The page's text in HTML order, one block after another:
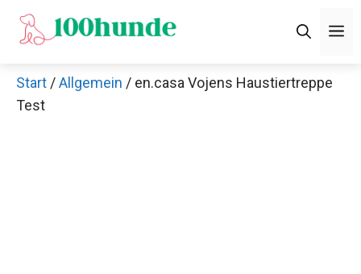
Zum
Inhalt
Start /Allgemein / en.casa Vojens Haustiertreppe
Test